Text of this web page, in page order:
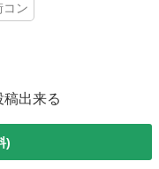
コン
出来る
)